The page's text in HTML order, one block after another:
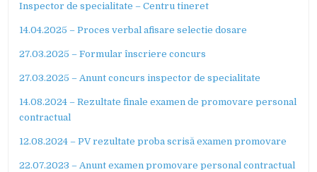
Inspector de specialitate – Centru tineret
14.04.2025 – Proces verbal afisare selectie dosare
27.03.2025 – Formular înscriere concurs
27.03.2025 – Anunt concurs inspector de specialitate
14.08.2024 – Rezultate finale examen de promovare personal
contractual
12.08.2024 – PV rezultate proba scrisă examen promovare
22.07.2023 – Anunt examen promovare personal contractual